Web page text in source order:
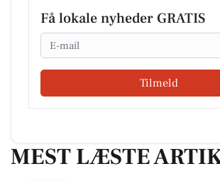
Få lokale nyheder GRATIS
Email
Tilmeld
MEST LÆSTE